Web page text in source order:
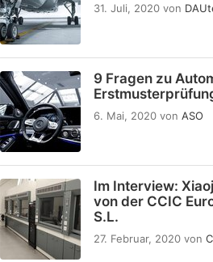
31. Juli, 2020 von
9 Fragen zu
6. Mai, 2020 von ASO
Im Interview:
von der CCIC
S.L.
27. Februar, 2020 von